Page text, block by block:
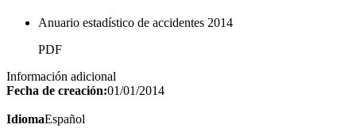
Anuario estadístico de accidentes 2014
PDF
Información adicional
Fecha de creación:01/01/2014
IdiomaEspañol